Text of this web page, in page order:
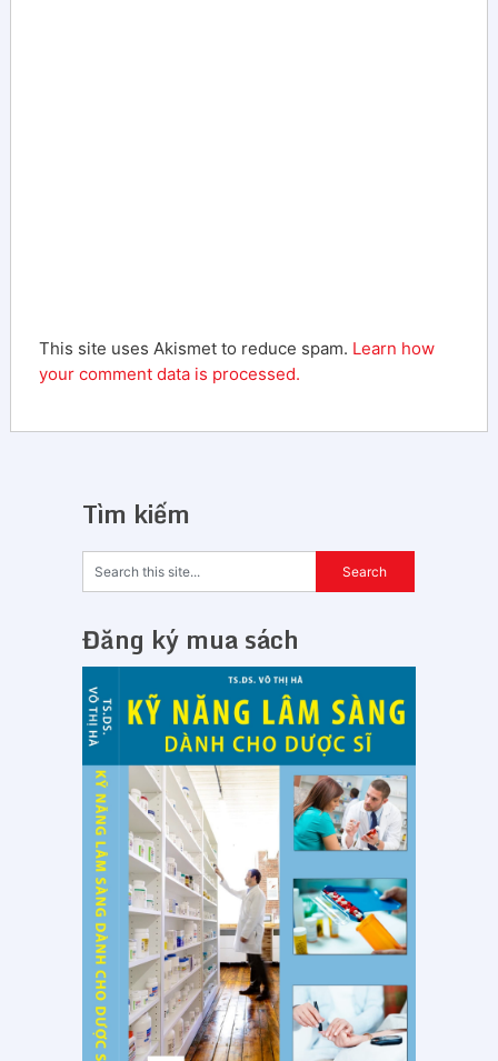
This site uses Akismet to reduce spam. Learn how
your comment data is processed.
Tìm kiếm
Đăng ký mua sách